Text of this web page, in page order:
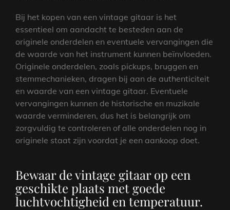
Bij het kopen van een vintage gitaar is het
essentieel om aandacht te besteden aan de
originele onderdelen en eventuele vervangingen die
de waarde van het instrument kunnen beïnvloeden.
Originele onderdelen, zoals pickups, bruggen en
stemmechanieken, dragen bij aan de authenticiteit
en waarde van een vintage gitaar. Eventuele
vervangingen kunnen de historische en muzikale
waarde verminderen, dus het is belangrijk om
zorgvuldig te controleren of alle onderdelen nog in
originele staat zijn voordat je een aankoop doet.
Bewaar de vintage gitaar op een
geschikte plaats met goede
luchtvochtigheid en temperatuur.